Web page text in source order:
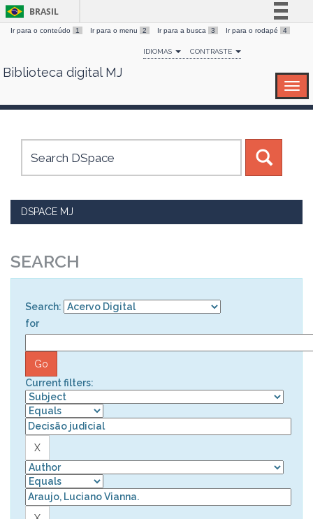
Skip
BRASIL
Simplifique!
Comunica BR
Canais
Ir para o conteúdo 1 Ir para o menu 2 Ir para a busca 3 Ir para o rodapé 4
IDIOMAS CONTRASTE
Biblioteca digital MJ
DSPACE MJ
SEARCH
Search:
for
Current filters: